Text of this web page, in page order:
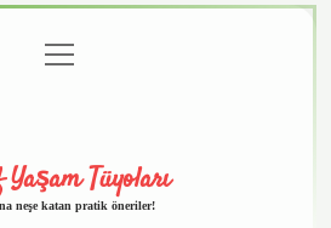
menüyü
aç
Tüyoları
neşe katan pratik öneriler!